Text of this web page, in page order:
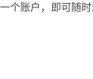
一个账户，即可随时